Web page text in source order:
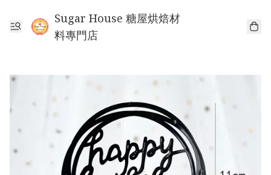
Sugar House 糖屋烘焙材
料專門店